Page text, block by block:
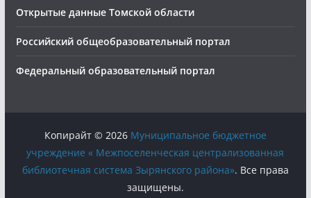
Открытые данные Томской области
Российский общеобразовательный портал
Федеральный образовательный портал
Копирайт © 2026 Муниципальное бюджетное
учреждение « Межпоселенческая централизованная
библиотечная система Зырянского района». Все права
защищены.